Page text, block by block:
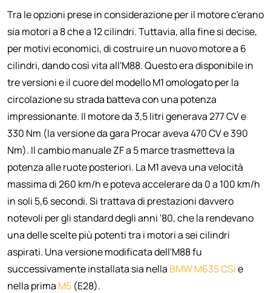
Tra le opzioni prese in considerazione per il motore c'erano
sia motori a 8 che a 12 cilindri. Tuttavia, alla fine si decise,
per motivi economici, di costruire un nuovo motore a 6
cilindri, dando così vita all'M88. Questo era disponibile in
tre versioni e il cuore del modello M1 omologato per la
circolazione su strada batteva con una potenza
impressionante. Il motore da 3,5 litri generava 277 CV e
330 Nm (la versione da gara Procar aveva 470 CV e 390
Nm). Il cambio manuale ZF a 5 marce trasmetteva la
potenza alle ruote posteriori. La M1 aveva una velocità
massima di 260 km/h e poteva accelerare da 0 a 100 km/h
in soli 5,6 secondi. Si trattava di prestazioni davvero
notevoli per gli standard degli anni '80, che la rendevano
una delle scelte più potenti tra i motori a sei cilindri
aspirati. Una versione modificata dell'M88 fu
successivamente installata sia nella BMW M635 CSie
nella prima M5 (E28).